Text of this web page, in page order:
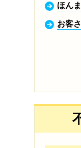
ほん
お客